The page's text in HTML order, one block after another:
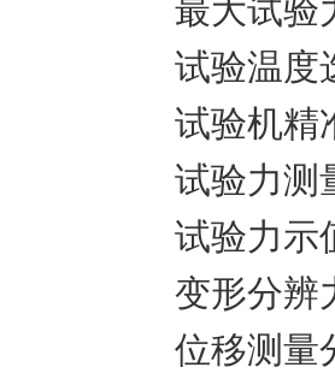
最大试验
试验温度
试验机精
试验力测
试验力示
变形分辨
位移测量